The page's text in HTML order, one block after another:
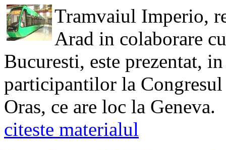
Tramvaiul Imperio,
Arad in colaborare
Bucuresti, este prezentat, in
participantilor la
Oras, ce are loc la Geneva.
citeste materialul